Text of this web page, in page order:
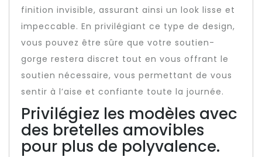
finition invisible, assurant ainsi un look lisse et
impeccable. En privilégiant ce type de design,
vous pouvez être sûre que votre soutien-
gorge restera discret tout en vous offrant le
soutien nécessaire, vous permettant de vous
sentir à l’aise et confiante toute la journée.
Privilégiez les modèles avec
des bretelles amovibles
pour plus de polyvalence.